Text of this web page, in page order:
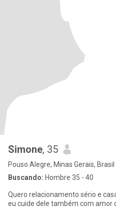
Simone, 35
Pouso Alegre, Minas Gerais, Brasil
Buscando: Hombre 35 - 40
Quero relacionamento sério e
eu cuide dele também com amor